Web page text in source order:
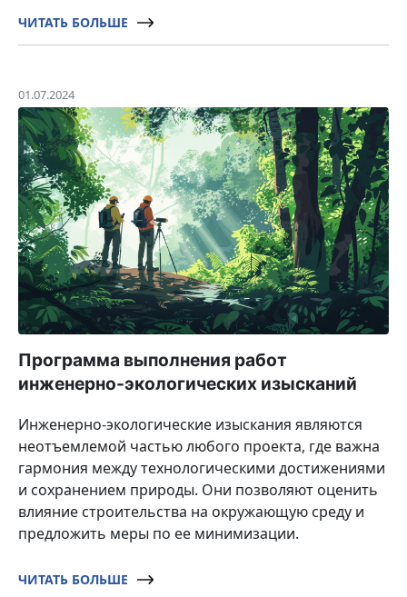
ЧИТАТЬ БОЛЬШЕ
01.07.2024
Программа выполнения работ
инженерно-экологических изысканий
Инженерно-экологические изыскания являются
неотъемлемой частью любого проекта, где важна
гармония между технологическими достижениями
и сохранением природы. Они позволяют оценить
влияние строительства на окружающую среду и
предложить меры по ее минимизации.
ЧИТАТЬ БОЛЬШЕ